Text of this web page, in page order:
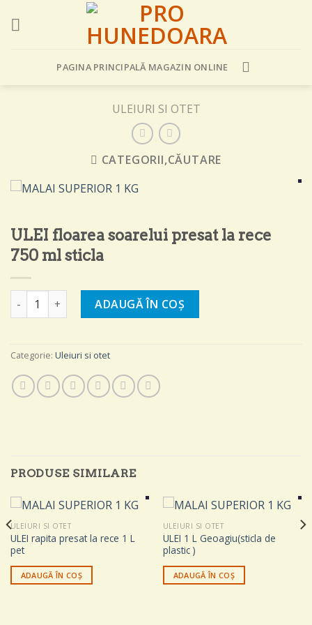
PAGINA PRINCIPALĂ MAGAZIN ONLINE
ULEIURI SI OTET
CATEGORII,CĂUTARE
ULEI floarea soarelui presat la rece
750 ml sticla
Cantitate ULEI floarea soarelui presat la rece 750 ml sticla
ADAUGĂ ÎN COȘ
Categorie: Uleiuri si otet
PRODUSE SIMILARE
ULEIURI SI OTET
ULEI rapita presat la rece 1 L
pet
ADAUGĂ ÎN COȘ
ULEIURI SI OTET
ULEI 1 L Geoagiu(sticla de
plastic )
ADAUGĂ ÎN COȘ